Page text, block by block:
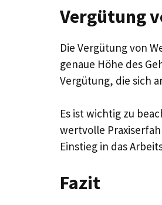
Vergütung
Die Vergütung von
genaue Höhe des
Vergütung, die sich
Es ist wichtig zu
wertvolle
Einstieg in das
Fazit